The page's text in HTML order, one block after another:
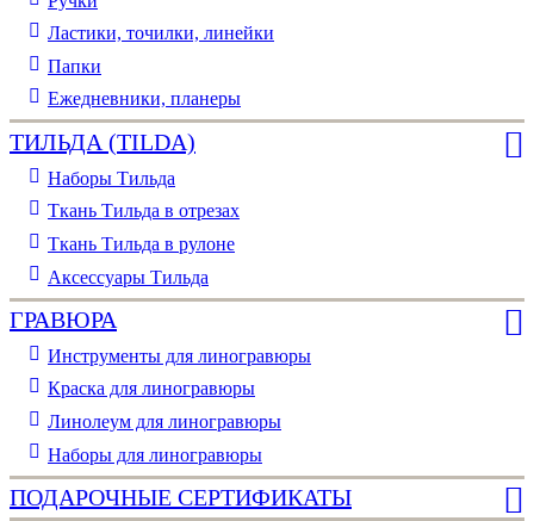
Ластики, точилки, линейки
Папки
Ежедневники, планеры
ТИЛЬДА (TILDA)
Наборы Тильда
Ткань Тильда в отрезах
Ткань Тильда в рулоне
Аксессуары Тильда
ГРАВЮРА
Инструменты для линогравюры
Краска для линогравюры
Линолеум для линогравюры
Наборы для линогравюры
ПОДАРОЧНЫЕ СЕРТИФИКАТЫ